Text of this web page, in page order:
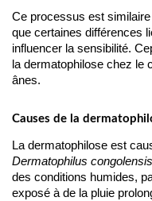
Ce processus est
que certaines différences
influencer la sensibilité.
la dermatophilose chez le
ânes.
Causes de la
Dermatophilus congolensis
des conditions humides,
exposé à de la pluie